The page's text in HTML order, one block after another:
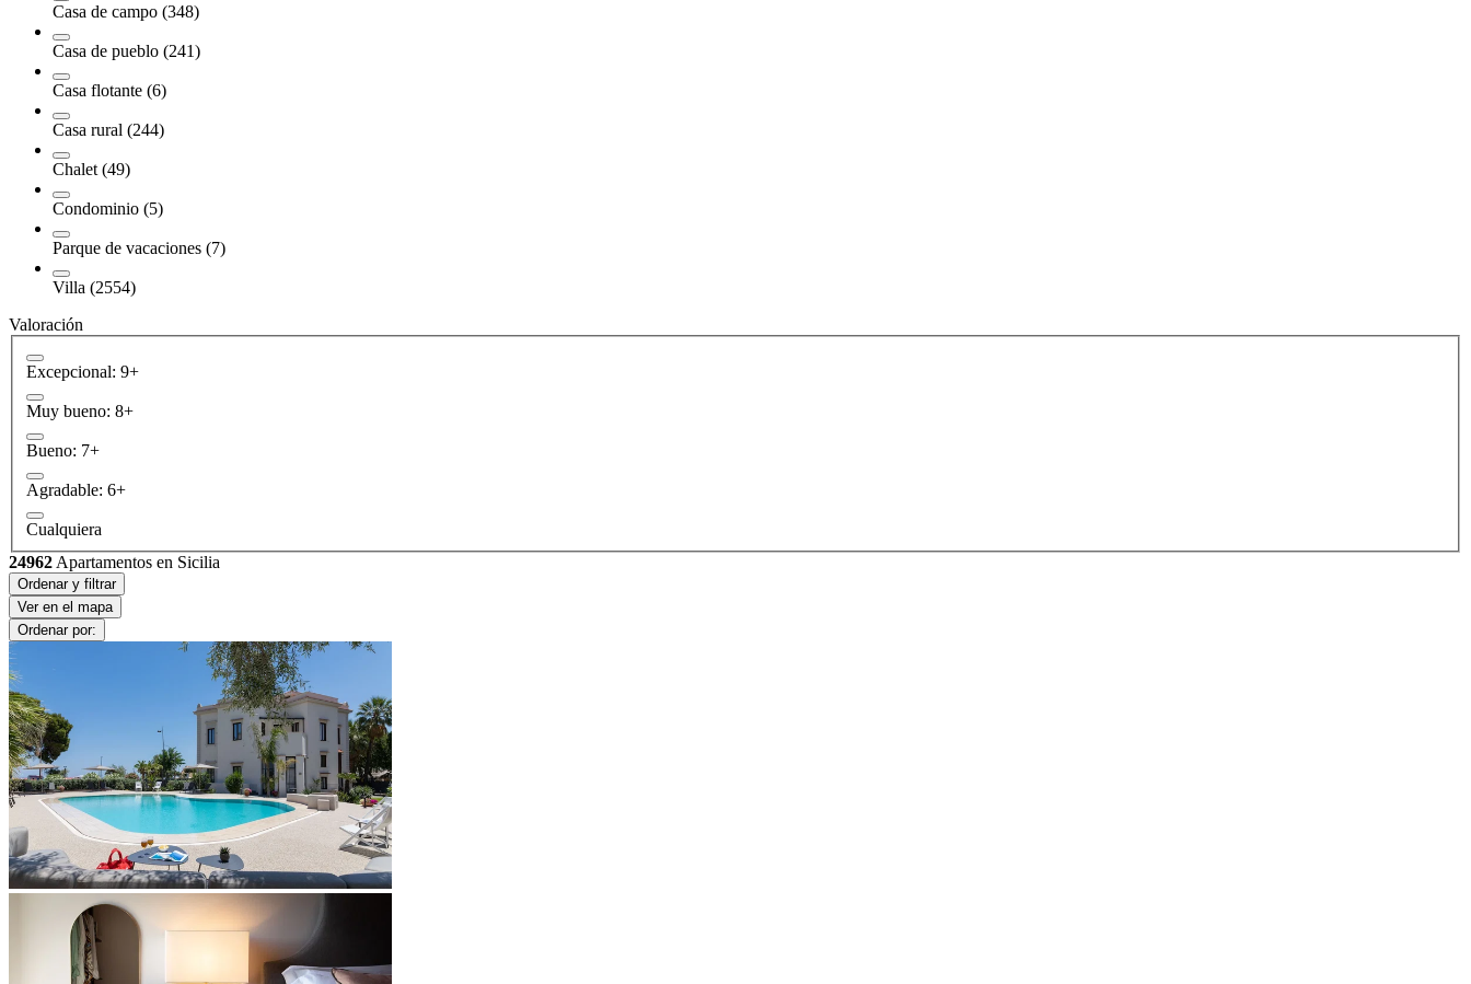
Casa de campo (348)
Casa de pueblo (241)
Casa flotante (6)
Casa rural (244)
Chalet (49)
Condominio (5)
Parque de vacaciones (7)
Villa (2554)
Valoración
Excepcional: 9+
Muy bueno: 8+
Bueno: 7+
Agradable: 6+
Cualquiera
24962 Apartamentos en Sicilia
Ordenar y filtrar
Ver en el mapa
Ordenar por: